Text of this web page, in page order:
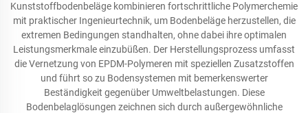
Kunststoffbodenbeläge kombinieren fortschrittliche Polymerchemie
mit praktischer Ingenieurtechnik, um Bodenbeläge herzustellen, die
extremen Bedingungen standhalten, ohne dabei ihre optimalen
Leistungsmerkmale einzubüßen. Der Herstellungsprozess umfasst
die Vernetzung von EPDM-Polymeren mit speziellen Zusatzstoffen
und führt so zu Bodensystemen mit bemerkenswerter
Beständigkeit gegenüber Umweltbelastungen. Diese
Bodenbelaglösungen zeichnen sich durch außergewöhnliche